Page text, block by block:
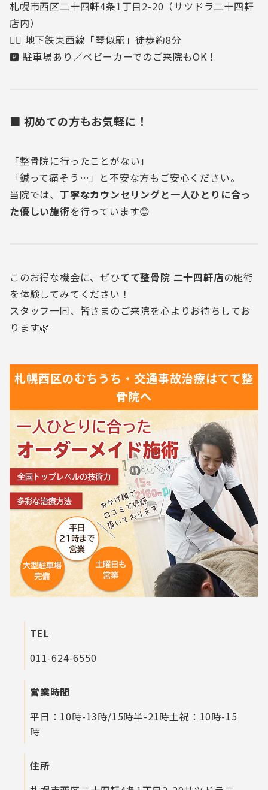
札幌市西区二十四軒4条1丁目2-20（サツドラ二十四軒
店内）
🚶‍♂️ 地下鉄東西線「琴似駅」徒歩約8分
🅿️ 駐車場あり／ベビーカーでのご来院もOK！
■ 初めての方もお気軽に！
「整骨院に行ったことがない」
「鍼って痛そう…」と不安な方もご安心ください。
当院では、 丁寧なカウンセリングと一人ひとりに合っ
た優しい施術を行っています😊
このお得な機会に、ぜひてて整骨院 二十四軒店の施術
を体験してみてください！
スタッフ一同、皆さまのご来院を心よりお待ちしてお
ります🌿
札幌西区のむちうち・交通事故治療はてて整
骨院へ
TEL
011-624-6550
営業時間
平日：10時-13時/15時半-21時土祝：10時-15
時
住所